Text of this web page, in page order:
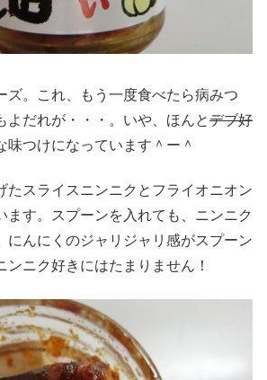
ズ。これ、もう一度食べたら病みつ
よだれが・・・。いや、ほんとデブ好
味つけになっています＾ー＾
たスライスニンニクとフライオニオン
ます。スプーンを入れても、ニンニク
にんにくのジャリジャリ感がスプーン
ンニク好きにはたまりません！